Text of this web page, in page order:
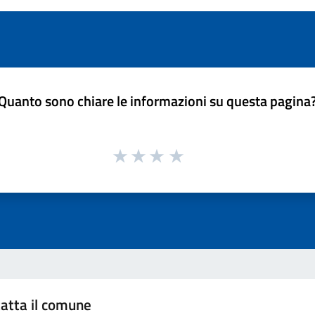
sono chiare le informazioni su questa
il comune